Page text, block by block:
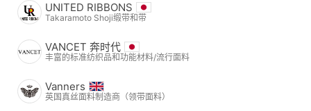
UNITED RIBBONS
Takaramoto Shoji缎带和带
VANCET 奔时代
丰富的标准纺织品和功能材料/流行面料
Vanners
英国真丝面料制造商（领带面料）